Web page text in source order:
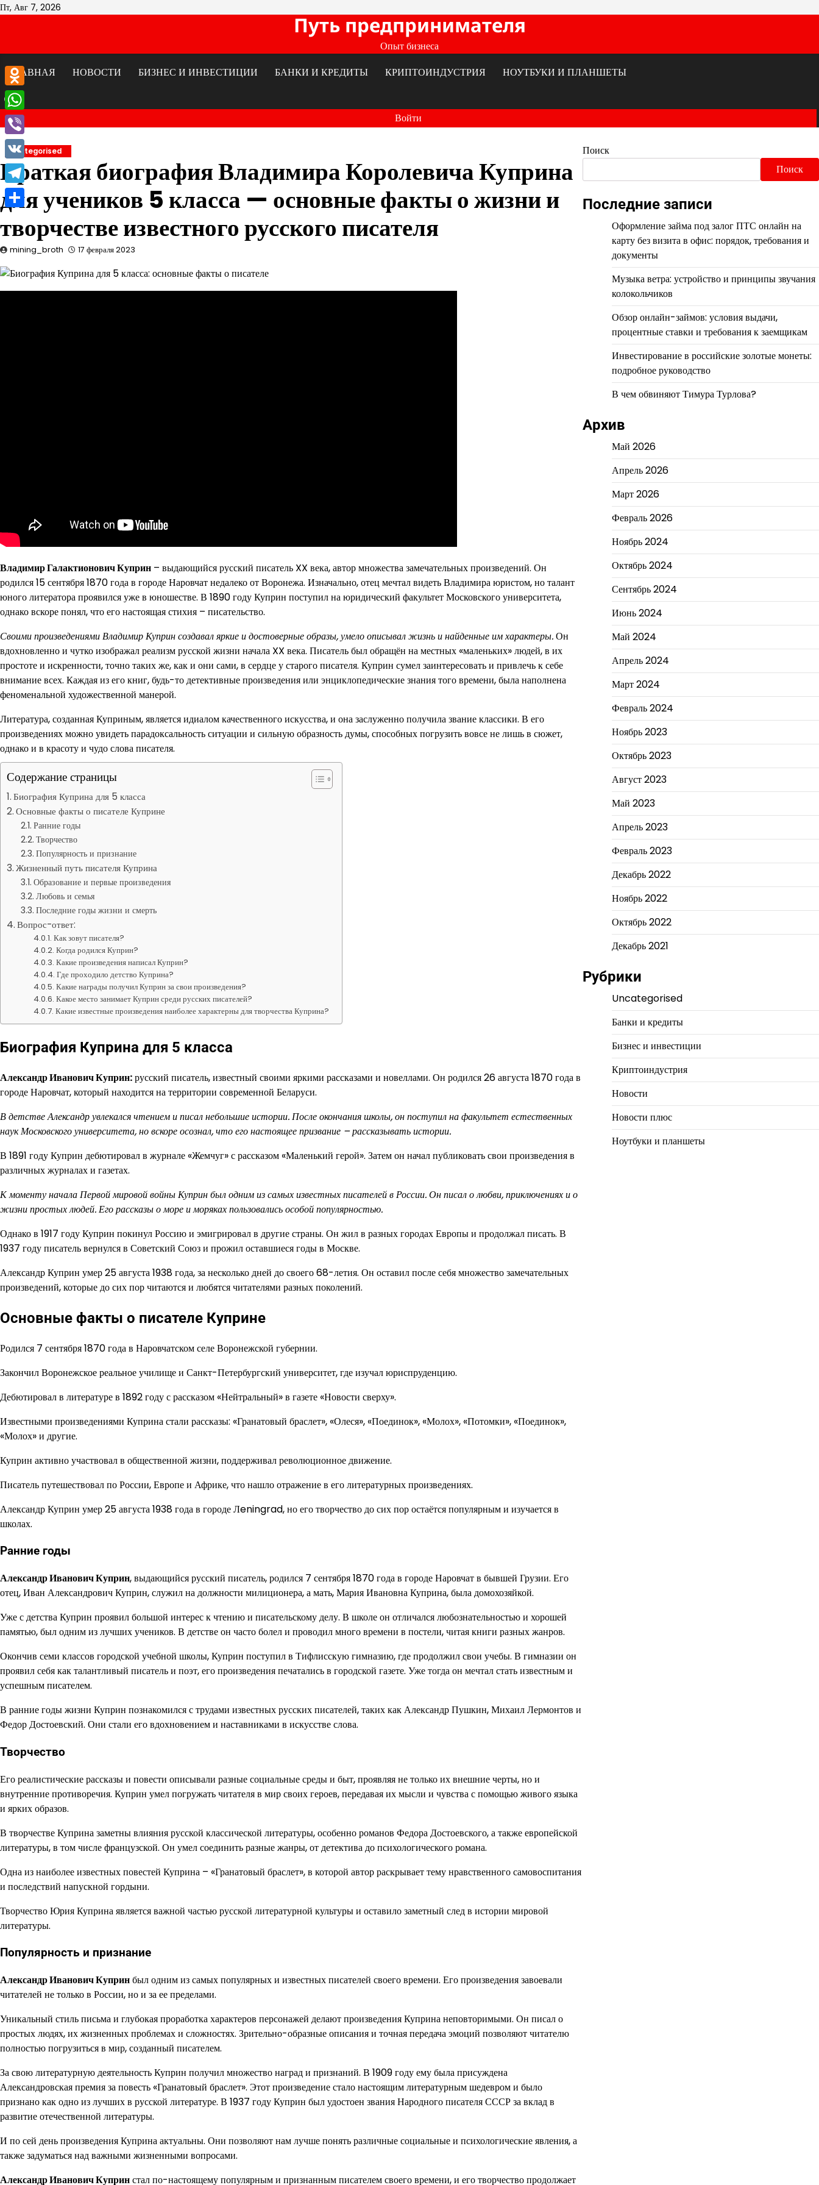
Перейти
Пт, Авг 7, 2026
Путь предпринимателя
Опыт бизнеса
ГЛАВНАЯ
НОВОСТИ БИЗНЕС И ИНВЕСТИЦИИ БАНКИ И КРЕДИТЫ КРИПТОИНДУСТРИЯ НОУТБУКИ И ПЛАНШЕТЫ
Войти
Uncategorised
Краткая биография Владимира Королевича Куприна
для учеников 5 класса — основные факты о жизни и
творчестве известного русского писателя
mining_broth 17 февраля 2023
Владимир Галактионович Куприн – выдающийся русский писатель XX века, автор множества замечательных произведений. Он
родился 15 сентября 1870 года в городе Наровчат недалеко от Воронежа. Изначально, отец мечтал видеть Владимира юристом, но талант
юного литератора проявился уже в юношестве. В 1890 году Куприн поступил на юридический факультет Московского университета,
однако вскоре понял, что его настоящая стихия – писательство.
Своими произведениями Владимир Куприн создавал яркие и достоверные образы, умело описывал жизнь и найденные им характеры.Он
вдохновленно и чутко изображал реализм русской жизни начала XX века. Писатель был обращён на местных «маленьких» людей, в их
простоте и искренности, точно таких же, как и они сами, в сердце у старого писателя. Куприн сумел заинтересовать и привлечь к себе
внимание всех. Каждая из его книг, будь-то детективные произведения или энциклопедические знания того времени, была наполнена
феноменальной художественной манерой.
Литература, созданная Куприным, является идиалом качественного искусства, и она заслуженно получила звание классики. В его
произведениях можно увидеть парадоксальность ситуации и сильную образность думы, способных погрузить вовсе не лишь в сюжет,
однако и в красоту и чудо слова писателя.
Содержание страницы
Биография Куприна для 5 класса
Основные факты о писателе Куприне
Ранние годы
Творчество
Популярность и признание
Жизненный путь писателя Куприна
Образование и первые произведения
Любовь и семья
Последние годы жизни и смерть
Вопрос-ответ:
Как зовут писателя?
Когда родился Куприн?
Какие произведения написал Куприн?
Где проходило детство Куприна?
Какие награды получил Куприн за свои произведения?
Какое место занимает Куприн среди русских писателей?
Какие известные произведения наиболее характерны для творчества Куприна?
Биография Куприна для 5 класса
Александр Иванович Куприн:русский писатель, известный своими яркими рассказами и новеллами. Он родился 26 августа 1870 года в
городе Наровчат, который находится на территории современной Беларуси.
В детстве Александр увлекался чтением и писал небольшие истории. После окончания школы, он поступил на факультет естественных
наук Московского университета, но вскоре осознал, что его настоящее призвание – рассказывать истории.
В 1891 году Куприн дебютировал в журнале «Жемчуг» с рассказом «Маленький герой». Затем он начал публиковать свои произведения в
различных журналах и газетах.
К моменту начала Первой мировой войны Куприн был одним из самых известных писателей в России. Он писал о любви, приключениях и о
жизни простых людей. Его рассказы о море и моряках пользовались особой популярностью.
Однако в 1917 году Куприн покинул Россию и эмигрировал в другие страны. Он жил в разных городах Европы и продолжал писать. В
1937 году писатель вернулся в Советский Союз и прожил оставшиеся годы в Москве.
Александр Куприн умер 25 августа 1938 года, за несколько дней до своего 68-летия. Он оставил после себя множество замечательных
произведений, которые до сих пор читаются и любятся читателями разных поколений.
Основные факты о писателе Куприне
Родился 7 сентября 1870 года в Наровчатском селе Воронежской губернии.
Закончил Воронежское реальное училище и Санкт-Петербургский университет, где изучал юриспруденцию.
Дебютировал в литературе в 1892 году с рассказом «Нейтральный» в газете «Новости сверху».
Известными произведениями Куприна стали рассказы: «Гранатовый браслет», «Олеся», «Поединок», «Молох», «Потомки», «Поединок»,
«Молох» и другие.
Куприн активно участвовал в общественной жизни, поддерживал революционное движение.
Писатель путешествовал по России, Европе и Африке, что нашло отражение в его литературных произведениях.
Александр Куприн умер 25 августа 1938 года в городе Лeningrad, но его творчество до сих пор остаётся популярным и изучается в
школах.
Ранние годы
Александр Иванович Куприн, выдающийся русский писатель, родился 7 сентября 1870 года в городе Наровчат в бывшей Грузии. Его
отец, Иван Александрович Куприн, служил на должности милиционера, а мать, Мария Ивановна Куприна, была домохозяйкой.
Уже с детства Куприн проявил большой интерес к чтению и писательскому делу. В школе он отличался любознательностью и хорошей
памятью, был одним из лучших учеников. В детстве он часто болел и проводил много времени в постели, читая книги разных жанров.
Окончив семи классов городской учебной школы, Куприн поступил в Тифлисскую гимназию, где продолжил свои учебы. В гимназии он
проявил себя как талантливый писатель и поэт, его произведения печатались в городской газете. Уже тогда он мечтал стать известным и
успешным писателем.
В ранние годы жизни Куприн познакомился с трудами известных русских писателей, таких как Александр Пушкин, Михаил Лермонтов и
Федор Достоевский. Они стали его вдохновением и наставниками в искусстве слова.
Творчество
Его реалистические рассказы и повести описывали разные социальные среды и быт, проявляя не только их внешние черты, но и
внутренние противоречия. Куприн умел погружать читателя в мир своих героев, передавая их мысли и чувства с помощью живого языка
и ярких образов.
В творчестве Куприна заметны влияния русской классической литературы, особенно романов Федора Достоевского, а также европейской
литературы, в том числе французской. Он умел соединить разные жанры, от детектива до психологического романа.
Одна из наиболее известных повестей Куприна – «Гранатовый браслет», в которой автор раскрывает тему нравственного самовоспитания
и последствий напускной гордыни.
Творчество Юрия Куприна является важной частью русской литературной культуры и оставило заметный след в истории мировой
литературы.
Популярность и признание
Александр Иванович Купринбыл одним из самых популярных и известных писателей своего времени. Его произведения завоевали
читателей не только в России, но и за ее пределами.
Уникальный стиль письма и глубокая проработка характеров персонажей делают произведения Куприна неповторимыми. Он писал о
простых людях, их жизненных проблемах и сложностях. Зрительно-образные описания и точная передача эмоций позволяют читателю
полностью погрузиться в мир, созданный писателем.
За свою литературную деятельность Куприн получил множество наград и признаний. В 1909 году ему была присуждена
Александровская премия за повесть «Гранатовый браслет». Этот произведение стало настоящим литературным шедевром и было
признано как одно из лучших в русской литературе. В 1937 году Куприн был удостоен звания Народного писателя СССР за вклад в
развитие отечественной литературы.
И по сей день произведения Куприна актуальны. Они позволяют нам лучше понять различные социальные и психологические явления, а
также задуматься над важными жизненными вопросами.
Александр Иванович Купринстал по-настоящему популярным и признанным писателем своего времени, и его творчество продолжает
Поиск
Поиск
Последние записи
Оформление займа под залог ПТС онлайн на
карту без визита в офис: порядок, требования и
документы
Музыка ветра: устройство и принципы звучания
колокольчиков
Обзор онлайн-займов: условия выдачи,
процентные ставки и требования к заемщикам
Инвестирование в российские золотые монеты:
подробное руководство
В чем обвиняют Тимура Турлова?
Архив
Май 2026
Апрель 2026
Март 2026
Февраль 2026
Ноябрь 2024
Октябрь 2024
Сентябрь 2024
Июнь 2024
Май 2024
Апрель 2024
Март 2024
Февраль 2024
Ноябрь 2023
Октябрь 2023
Август 2023
Май 2023
Апрель 2023
Февраль 2023
Декабрь 2022
Ноябрь 2022
Октябрь 2022
Декабрь 2021
Рубрики
Uncategorised
Банки и кредиты
Бизнес и инвестиции
Криптоиндустрия
Новости
Новости плюс
Ноутбуки и планшеты
Odnoklassniki
WhatsApp
Viber
VK
Telegram
Отправить